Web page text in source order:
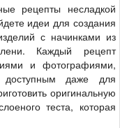
рецепты несладкой
идеи для создания
с начинками из
Каждый рецепт
и фотографиями,
доступным даже для
оригинальную
теста, которая